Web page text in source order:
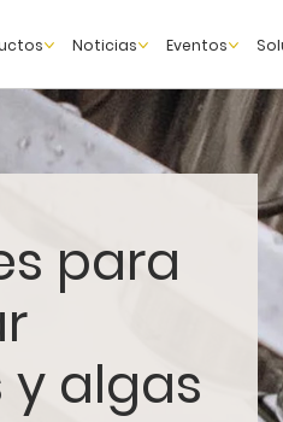
Noticias Eventos
para
algas